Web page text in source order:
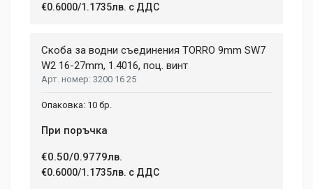
Post Your Review
€0.6000/1.1735лв. с ДДС
Скоба за водни съединения TORRО 9mm SW7
W2 16-27mm, 1.4016, поц. винт
3200 16 25
10 бр.
При поръчка
€0.50/0.9779лв.
€0.6000/1.1735лв. с ДДС